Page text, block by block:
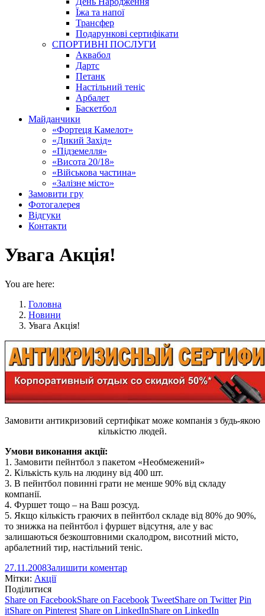
Їжа та напої
Трансфер
Подарункові сертифікати
СПОРТИВНІ ПОСЛУГИ
Аквабол
Дартс
Петанк
Настільний теніс
Арбалет
Баскетбол
Майданчики
«Фортеця Камелот»
«Дикий Захід»
«Підземелля»
«Висота 20/18»
«Військова частина»
«Залізне місто»
Замовити гру
Фотогалерея
Відгуки
Контакти
Увага Акція!
You are here:
Головна
Новини
Увага Акція!
Замовити антикризовий сертифікат може компанія з будь-якою
кількістю людей.
Умови виконання акції:
1. Замовити пейнтбол з пакетом «Необмежений»
2. Кількість куль на людину від 400 шт.
3. В пейнтбол повинні грати не менше 90% від складу
компанії.
4. Фуршет тощо – на Ваш розсуд.
5. Якщо кількість граючих в пейнтбол складе від 80% до 90%,
то знижка на пейнтбол і фуршет відсутня, але у вас
залишаються безкоштовними скалодром, висотний місто,
арбалетний тир, настільний теніс.
27.11.2008Залишити коментар
Мітки: Акції
Поділитися
Share on FacebookShare on Facebook TweetShare on Twitter Pin
itShare on Pinterest Share on LinkedInShare on LinkedIn